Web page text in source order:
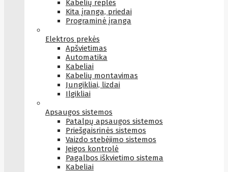
Kabelių replės
Kita įranga, priedai
Programinė įranga
Elektros prekės
Apšvietimas
Automatika
Kabeliai
Kabelių montavimas
Jungikliai, lizdai
Ilgikliai
Apsaugos sistemos
Patalpų apsaugos sistemos
Priešgaisrinės sistemos
Vaizdo stebėjimo sistemos
Įeigos kontrolė
Pagalbos iškvietimo sistema
Kabeliai